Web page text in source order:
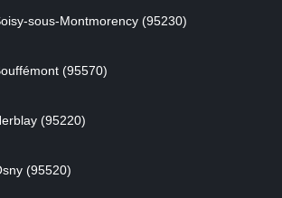
sous-Montmorency (95230)
(95570)
(95220)
(95520)